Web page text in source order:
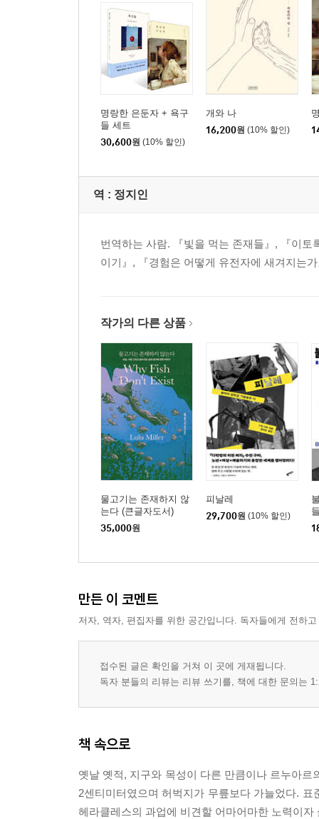
명랑한 은둔자 + 욕구
들 세트
30,600원 (10% 할인)
개와 나
16,200원 (10% 할인)
역 : 정지인
번역하는 사람. 『빛을 먹는 존재들』, 『이
이기』, 『경험은 어떻게 유전자에 새겨지는
작가의 다른 상품
물고기는 존재하지 않
는다 (큰글자도서)
35,000원
피날레
29,700원 (10% 할인)
만든 이 코멘트
저자, 역자, 편집자를 위한 공간입니다. 독자들에게 전하
접수된 글은 확인을 거쳐 이 곳에 게재됩니다.
독자 분들의 리뷰는 리뷰 쓰기를, 책에 대한 문의는
책 속으로
옛날 옛적, 지구와 목성이 다른 만큼이나 르누아
2센티미터였으며 허벅지가 무릎보다 가늘었다.
헤라클레스의 과업에 비견할 어마어마한 노력이